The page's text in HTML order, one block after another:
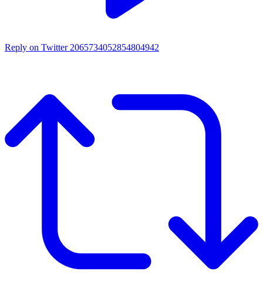
Reply on Twitter 2065734052854804942